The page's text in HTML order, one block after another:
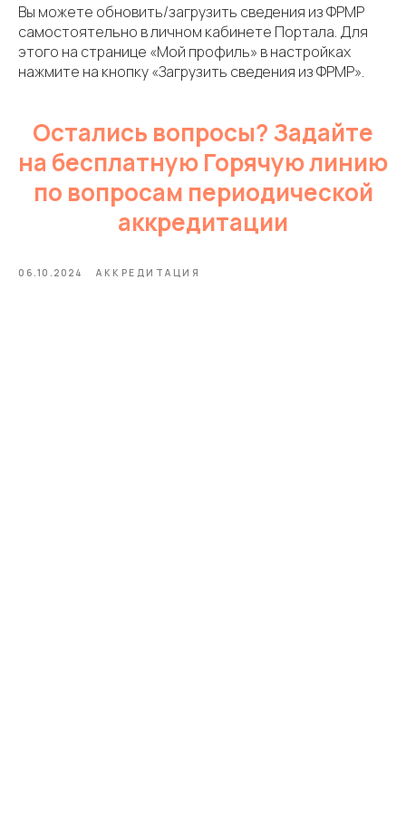
Вы можете обновить/загрузить сведения из ФРМР
самостоятельно в личном кабинете Портала. Для
этого на странице «Мой профиль» в настройках
нажмите на кнопку «Загрузить сведения из ФРМР».
Остались вопросы? Задайте
на бесплатную Горячую линию
по вопросам периодической
аккредитации
06.10.2024 АККРЕДИТАЦИЯ